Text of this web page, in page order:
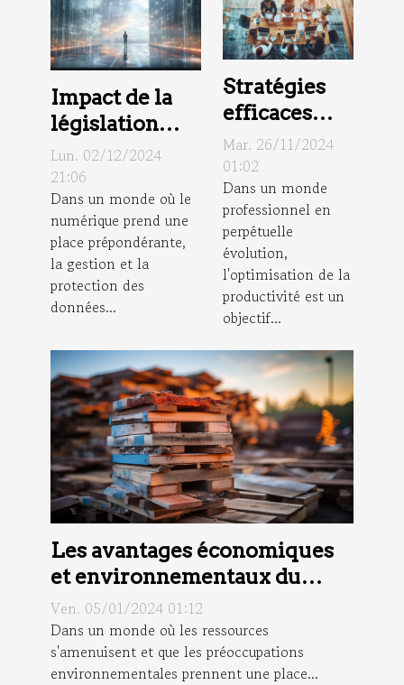
Impact de la
législation
européenne
sur la
confidentialité
des données
Lun. 02/12/2024
21:06
Dans un monde où le
numérique prend une
place prépondérante,
la gestion et la
protection des
données...
Stratégies
efficaces
pour
améliorer la
productivité
en
entreprise
Mar. 26/11/2024
01:02
Dans un monde
professionnel en
perpétuelle
évolution,
l'optimisation de la
productivité est un
objectif...
Les avantages économiques
et environnementaux du
recyclage des matériaux de
construction
Ven. 05/01/2024 01:12
Dans un monde où les ressources
s'amenuisent et que les préoccupations
environnementales prennent une place...